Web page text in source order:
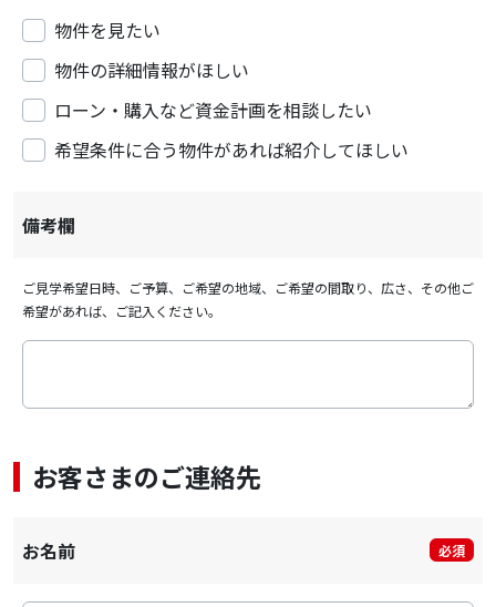
物件を見たい
物件の詳細情報がほしい
ローン・購入など資金計画を相談したい
希望条件に合う物件があれば紹介してほしい
備考欄
ご見学希望日時、ご予算、ご希望の地域、ご希望の間取り、広さ、その他ご
希望があれば、ご記入ください。
お客さまのご連絡先
お名前 必須